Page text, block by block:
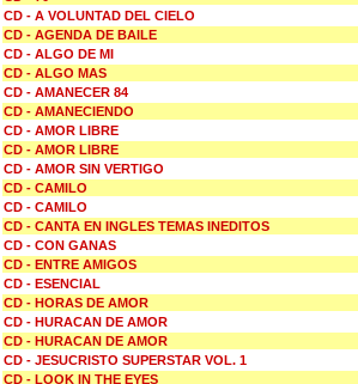
CD - A VOLUNTAD DEL CIELO
CD - AGENDA DE BAILE
CD - ALGO DE MI
CD - ALGO MAS
CD - AMANECER 84
CD - AMANECIENDO
CD - AMOR LIBRE
CD - AMOR LIBRE
CD - AMOR SIN VERTIGO
CD - CAMILO
CD - CAMILO
CD - CANTA EN INGLES TEMAS INEDITOS
CD - CON GANAS
CD - ENTRE AMIGOS
CD - ESENCIAL
CD - HORAS DE AMOR
CD - HURACAN DE AMOR
CD - HURACAN DE AMOR
CD - JESUCRISTO SUPERSTAR VOL. 1
CD - LOOK IN THE EYES